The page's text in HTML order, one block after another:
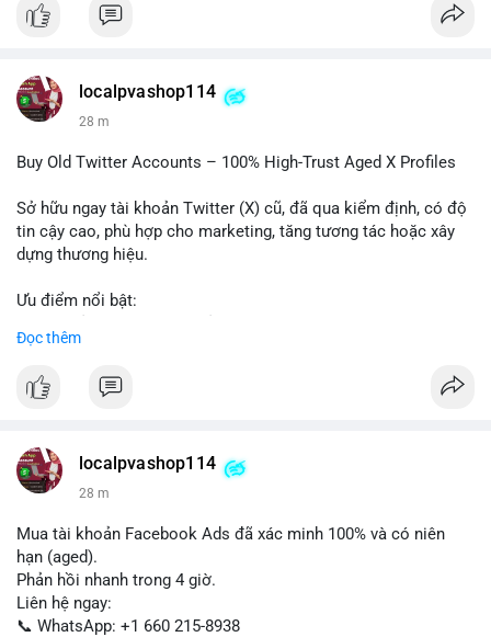
#binancesquare #blockchain
#vlikevn #titanbot
📰 Nguồn: Cointelegraph
localpvashop114
28 m
Buy Old Twitter Accounts – 100% High-Trust Aged X Profiles
Sở hữu ngay tài khoản Twitter (X) cũ, đã qua kiểm định, có độ
tin cậy cao, phù hợp cho marketing, tăng tương tác hoặc xây
dựng thương hiệu.
Ưu điểm nổi bật:
- Hồ sơ hoàn chỉnh, giảm nguy cơ bị khóa
✈️ Telegram: @localpvashop
📧 Email: localpvashop@gmail.com
Đọc thêm
localpvashop114
28 m
Mua tài khoản Facebook Ads đã xác minh 100% và có niên
hạn (aged).
Phản hồi nhanh trong 4 giờ.
Liên hệ ngay:
📞 WhatsApp: +1 660 215-8938